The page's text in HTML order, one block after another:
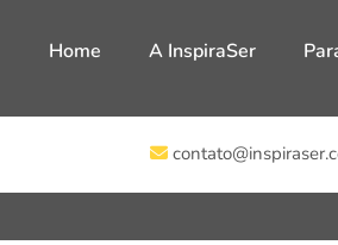
Home A InspiraSer